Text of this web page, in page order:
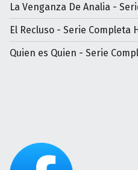
La Venganza De Analia -
El Recluso - Serie Completa
Quien es Quien - Serie